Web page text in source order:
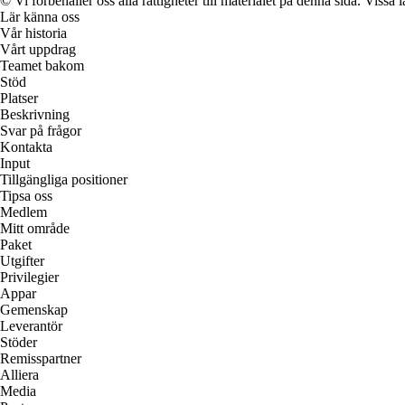
Lär känna oss
Vår historia
Vårt uppdrag
Teamet bakom
Stöd
Platser
Beskrivning
Svar på frågor
Kontakta
Input
Tillgängliga positioner
Tipsa oss
Medlem
Mitt område
Paket
Utgifter
Privilegier
Appar
Gemenskap
Leverantör
Stöder
Remisspartner
Alliera
Media